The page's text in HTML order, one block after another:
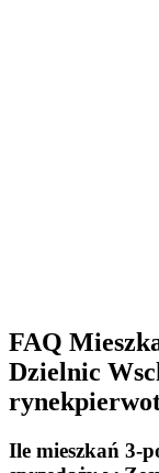
FAQ
Dzielnic
Ile mieszkań 3-